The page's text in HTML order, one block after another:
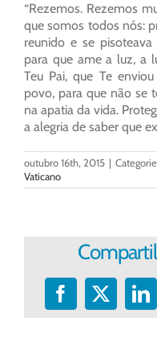
“Rezemos. Rezemos
que somos todos nós:
reunido e se
para que ame a luz, a
Teu Pai, que Te
povo, para que não se
na apatia da vida.
a alegria de saber que
outubro 16th, 2015 |
Vaticano
Facebook
X